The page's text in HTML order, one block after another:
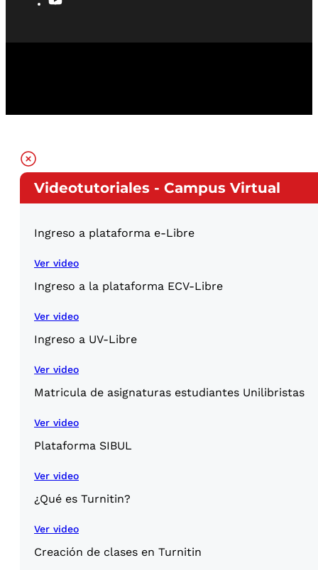
Videotutoriales - Campus Virtual
Ingreso a plataforma e-Libre
Ver video
Ingreso a la plataforma ECV-Libre
Ver video
Ingreso a UV-Libre
Ver video
Matricula de asignaturas estudiantes Unilibristas
Ver video
Plataforma SIBUL
Ver video
¿Qué es Turnitin?
Ver video
Creación de clases en Turnitin